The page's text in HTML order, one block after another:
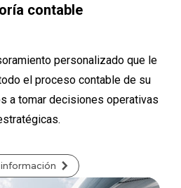
contable
personalizado que le
el proceso contable de su
a tomar decisiones operativas